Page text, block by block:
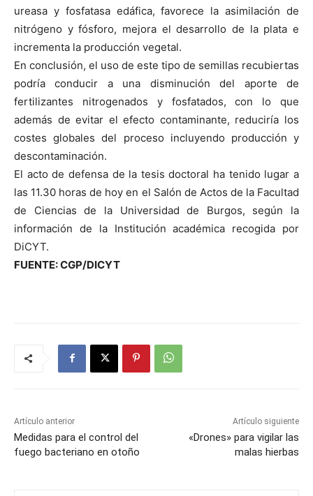
ureasa y fosfatasa edáfica, favorece la asimilación de
nitrógeno y fósforo, mejora el desarrollo de la plata e
incrementa la producción vegetal.
En conclusión, el uso de este tipo de semillas recubiertas
podría conducir a una disminución del aporte de
fertilizantes nitrogenados y fosfatados, con lo que
además de evitar el efecto contaminante, reduciría los
costes globales del proceso incluyendo producción y
descontaminación.
El acto de defensa de la tesis doctoral ha tenido lugar a
las 11.30 horas de hoy en el Salón de Actos de la Facultad
de Ciencias de la Universidad de Burgos, según la
información de la Institución académica recogida por
DiCYT.
FUENTE: CGP/DICYT
Artículo anterior
Medidas para el control del
fuego bacteriano en otoño
Artículo siguiente
«Drones» para vigilar las
malas hierbas